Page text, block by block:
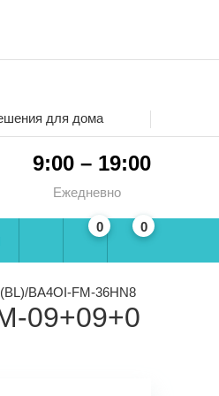
для дома
9:00 – 19:00
Ежедневно
0 0
BA4OI-FM-36HN8
09+09+0